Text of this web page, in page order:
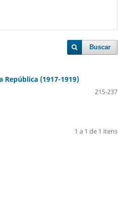
Buscar
(1917-1919)
215-237
1 a 1 de 1 itens